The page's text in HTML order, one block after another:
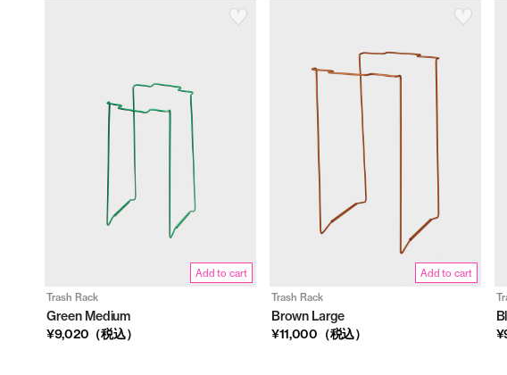
Add to cart
Trash Rack
Green Medium
¥9,020（税込）
Add to cart
Trash Rack
Brown Large
¥11,000（税込）